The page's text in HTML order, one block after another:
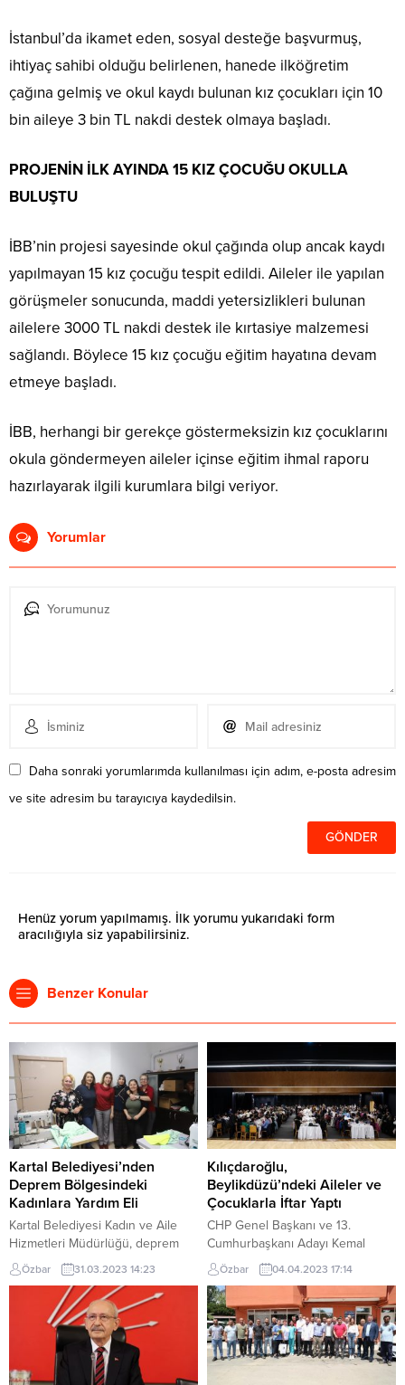
İstanbul’da ikamet eden, sosyal desteğe başvurmuş,
ihtiyaç sahibi olduğu belirlenen, hanede ilköğretim
çağına gelmiş ve okul kaydı bulunan kız çocukları için 10
bin aileye 3 bin TL nakdi destek olmaya başladı.
PROJENİN İLK AYINDA 15 KIZ ÇOCUĞU OKULLA
BULUŞTU
İBB’nin projesi sayesinde okul çağında olup ancak kaydı
yapılmayan 15 kız çocuğu tespit edildi. Aileler ile yapılan
görüşmeler sonucunda, maddi yetersizlikleri bulunan
ailelere 3000 TL nakdi destek ile kırtasiye malzemesi
sağlandı. Böylece 15 kız çocuğu eğitim hayatına devam
etmeye başladı.
İBB, herhangi bir gerekçe göstermeksizin kız çocuklarını
okula göndermeyen aileler içinse eğitim ihmal raporu
hazırlayarak ilgili kurumlara bilgi veriyor.
Yorumlar
Daha sonraki yorumlarımda kullanılması için adım, e-posta adresim
ve site adresim bu tarayıcıya kaydedilsin.
Henüz yorum yapılmamış. İlk yorumu yukarıdaki form
aracılığıyla siz yapabilirsiniz.
Benzer Konular
Kartal Belediyesi’nden
Deprem Bölgesindeki
Kadınlara Yardım Eli
Kartal Belediyesi Kadın ve Aile
Hizmetleri Müdürlüğü, deprem
bölgesinde yaşayan kadınların
büyük ihtiyaç duyduğu iç çamaşırı
yetersizliğini çözmek için yeni bir
adım attı. Çadırlarda ve
konteynerlerde kalanların ve
özellikle kadınların yaşadığı hijyen
problemlerinin başında gelen iç
Özbar 31.03.2023 14:23
Kılıçdaroğlu,
Beylikdüzü’ndeki Aileler ve
Çocuklarla İftar Yaptı
CHP Genel Başkanı ve 13.
Cumhurbaşkanı Adayı Kemal
Kılıçdaroğlu’nun eşi Selvi
Kılıçdaroğlu, iftarını
Beylikdüzü’ndeki aileler ve
çocuklarıyla birlikte açtı.
Beylikdüzü Belediye Başkanı
Mehmet Murat Çalık’ın ev
sahipliğinde gerçekleşen iftarda
Özbar 04.04.2023 17:14